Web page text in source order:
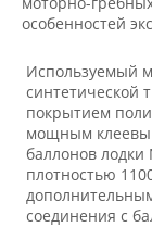
особенностей
Используемый
синтетической
покрытием
мощным
баллонов лодки
плотностью
соединения с